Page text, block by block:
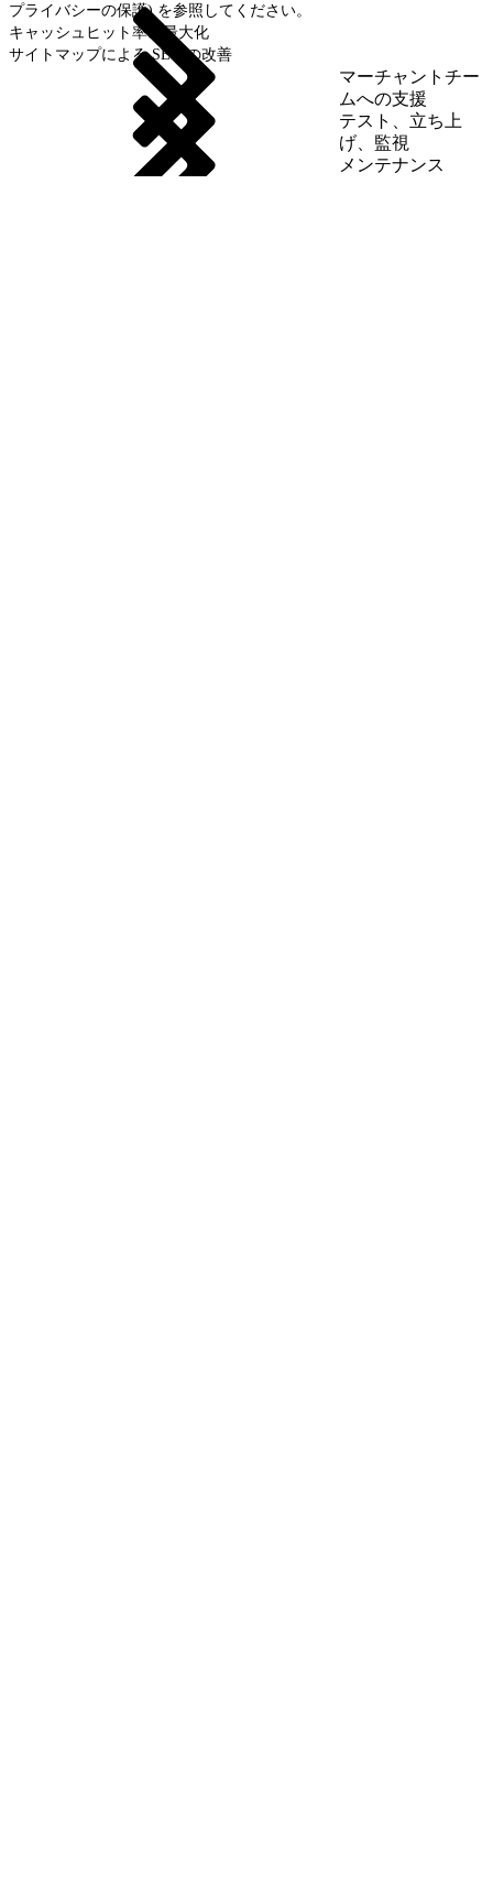
プライバシーの保護) を参照してください。
キャッシュヒット率の最大化
サイトマップによる SEO の改善
マーチャントチー
ムへの支援
テスト、立ち上
げ、監視
メンテナンス